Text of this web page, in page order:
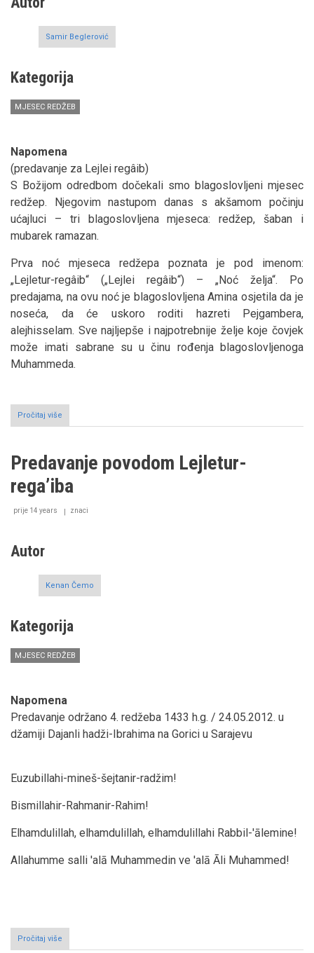
Samir Beglerović
Kategorija
MJESEC REDŽEB
Napomena
(predavanje za Lejlei regâib)
S Božijom odredbom dočekali smo blagoslovljeni mjesec
redžep. Njegovim nastupom danas s akšamom počinju
ućajluci – tri blagoslovljena mjeseca: redžep, šaban i
mubarek ramazan.
Prva noć mjeseca redžepa poznata je pod imenom:
„Lejletur-regâib“ („Lejlei regâib“) – „Noć želja“. Po
predajama, na ovu noć je blagoslovljena Amina osjetila da je
noseća, da će uskoro roditi hazreti Pejgambera,
alejhisselam. Sve najljepše i najpotrebnije želje koje čovjek
može imati sabrane su u činu rođenja blagoslovljenoga
Muhammeda.
Pročitaj više
O
i
Predavanje povodom Lejletur-
regaʼiba
prije 14 years znaci
Autor
Kenan Čemo
Kategorija
MJESEC REDŽEB
Napomena
Predavanje održano 4. redžeba 1433 h.g. / 24.05.2012. u
džamiji Dajanli hadži-Ibrahima na Gorici u Sarajevu
Euzubillahi-mineš-šejtanir-radžim!
Bismillahir-Rahmanir-Rahim!
Elhamdulillah, elhamdulillah, elhamdulillahi Rabbil-'ālemine!
Allahumme salli 'alā Muhammedin ve 'alā Āli Muhammed!
Pročitaj više
Predavanje